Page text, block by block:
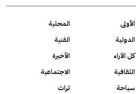
الأولى
المحلية
الدولية
الفنية
كل الآراء
الأخيرة
الثقافية
الاجتماعية
سياحة
تراث